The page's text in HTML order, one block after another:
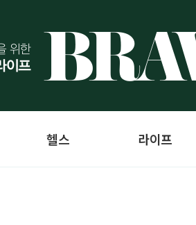
헬스 라이프